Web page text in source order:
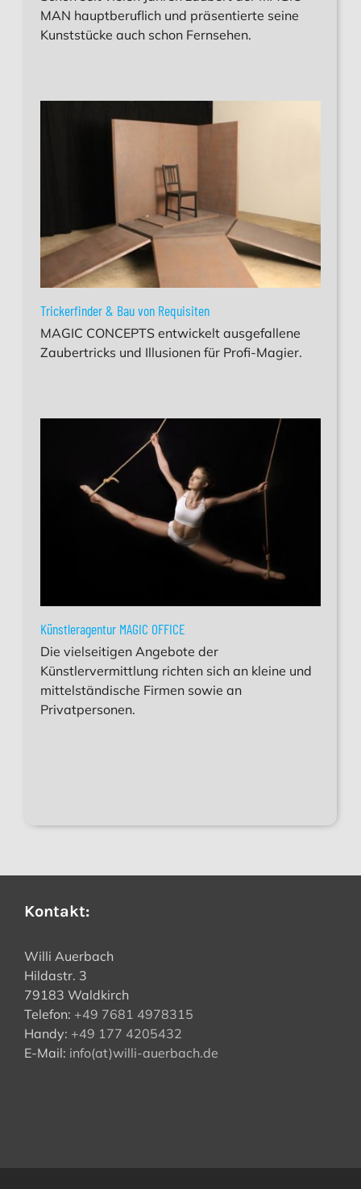
MAN hauptberuflich und präsentierte seine
Kunststücke auch schon Fernsehen.
Trickerfinder & Bau von Requisiten
MAGIC CONCEPTS entwickelt ausgefallene
Zaubertricks und Illusionen für Profi-Magier.
Künstleragentur MAGIC OFFICE
Die vielseitigen Angebote der
Künstlervermittlung richten sich an kleine und
mittelständische Firmen sowie an
Privatpersonen.
Kontakt:
Willi Auerbach
Hildastr. 3
79183 Waldkirch
Telefon: +49 7681 4978315
Handy: +49 177 4205432
E-Mail: info(at)willi-auerbach.de